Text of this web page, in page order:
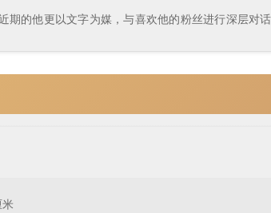
期的他更以文字为媒，与喜欢他的粉丝进行深层对